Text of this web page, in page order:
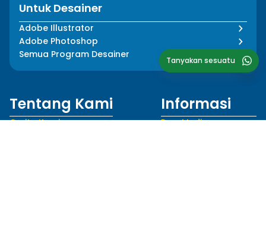
Tanyakan sesuatu
Untuk Desainer
Adobe Illustrator
Adobe Photoshop
Semua Program Desainer
Tentang Kami
Cerita Kami
Informasi
Pers Media